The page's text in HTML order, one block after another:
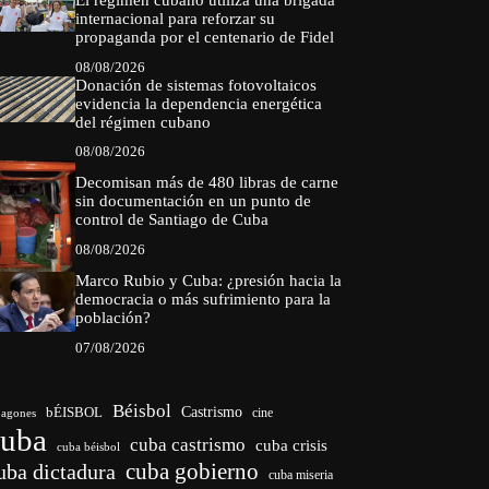
internacional para reforzar su
propaganda por el centenario de Fidel
08/08/2026
Donación de sistemas fotovoltaicos
evidencia la dependencia energética
del régimen cubano
08/08/2026
Decomisan más de 480 libras de carne
sin documentación en un punto de
control de Santiago de Cuba
08/08/2026
Marco Rubio y Cuba: ¿presión hacia la
democracia o más sufrimiento para la
población?
07/08/2026
bÉISBOL Béisbol Castrismo cine
cuba béisbol cuba castrismo cuba crisis
dictadura cuba gobierno cuba miseria